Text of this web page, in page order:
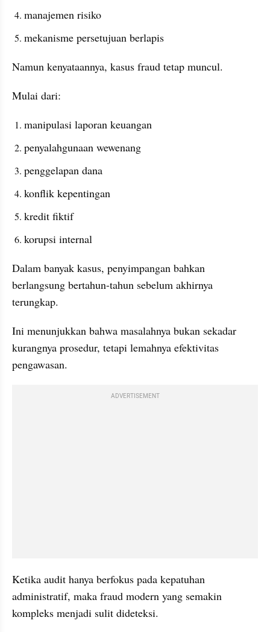
manajemen risiko
mekanisme persetujuan berlapis
Namun kenyataannya, kasus fraud tetap muncul.
Mulai dari:
manipulasi laporan keuangan
penyalahgunaan wewenang
penggelapan dana
konflik kepentingan
kredit fiktif
korupsi internal
Dalam banyak kasus, penyimpangan bahkan
berlangsung bertahun-tahun sebelum akhirnya
terungkap.
Ini menunjukkan bahwa masalahnya bukan sekadar
kurangnya prosedur, tetapi lemahnya efektivitas
pengawasan.
ADVERTISEMENT
Ketika audit hanya berfokus pada kepatuhan
administratif, maka fraud modern yang semakin
kompleks menjadi sulit dideteksi.